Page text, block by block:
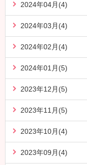
2024年04月(4)
2024年03月(4)
2024年02月(4)
2024年01月(5)
2023年12月(5)
2023年11月(5)
2023年10月(4)
2023年09月(4)